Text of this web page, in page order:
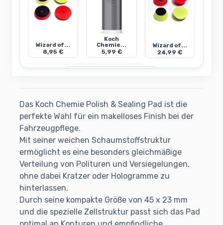
Wizard of...
8,95 €
Koch
Chemie...
5,99 €
Wizard of...
24,99 €
Das Koch Chemie Polish & Sealing Pad ist die
perfekte Wahl für ein makelloses Finish bei der
Fahrzeugpflege.
Mit seiner weichen Schaumstoffstruktur
ermöglicht es eine besonders gleichmäßige
Verteilung von Polituren und Versiegelungen,
ohne dabei Kratzer oder Hologramme zu
hinterlassen.
Durch seine kompakte Größe von 45 x 23 mm
und die spezielle Zellstruktur passt sich das Pad